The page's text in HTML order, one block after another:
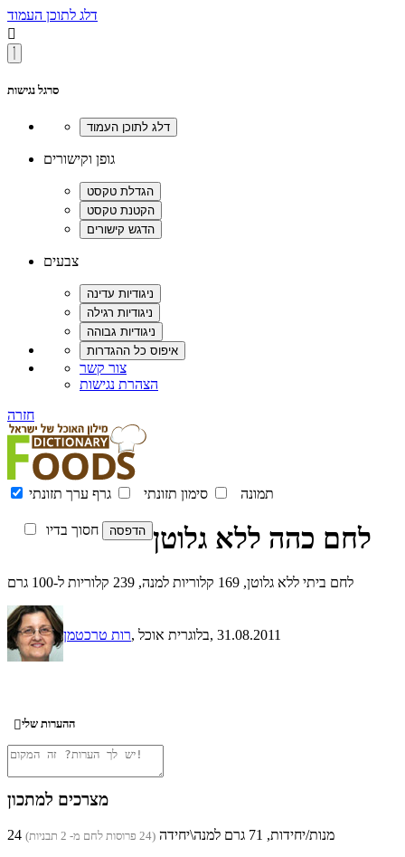
דלג לתוכן העמוד

סרגל נגישות
גופן וקישורים
צבעים
צור קשר
הצהרת נגישות
חזרה
תמונה סימון תזונתי גרף ערך תזונתי
חסוך בדיו לחם כהה ללא גלוטן
לחם ביתי ללא גלוטן, 169 קלוריות למנה, 239 קלוריות ל-100 גרם
רות טרכטמן , בלוגרית אוכל, 31.08.2011
ההערות שלי
מצרכים למתכון
24 מנות/יחידות, 71 גרם למנה\יחידה (24 פרוסות לחם מ- 2 תבניות)